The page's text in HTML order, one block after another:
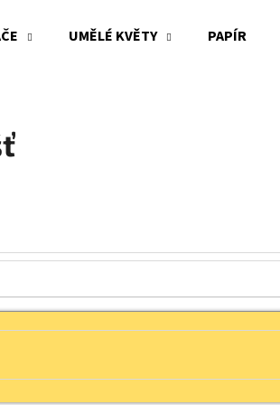
UMĚLÉ KVĚTY PAPÍR
najít?